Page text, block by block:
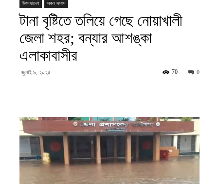
||
উপমহাদেশ সকল সংবাদ
টানা বৃষ্টিতে তলিয়ে গেছে নোয়াখালী
জেলা শহর; বন্যার আশঙ্কা
এলাকাবাসীর
জুলাই ৯, ২০২৫ 0
70